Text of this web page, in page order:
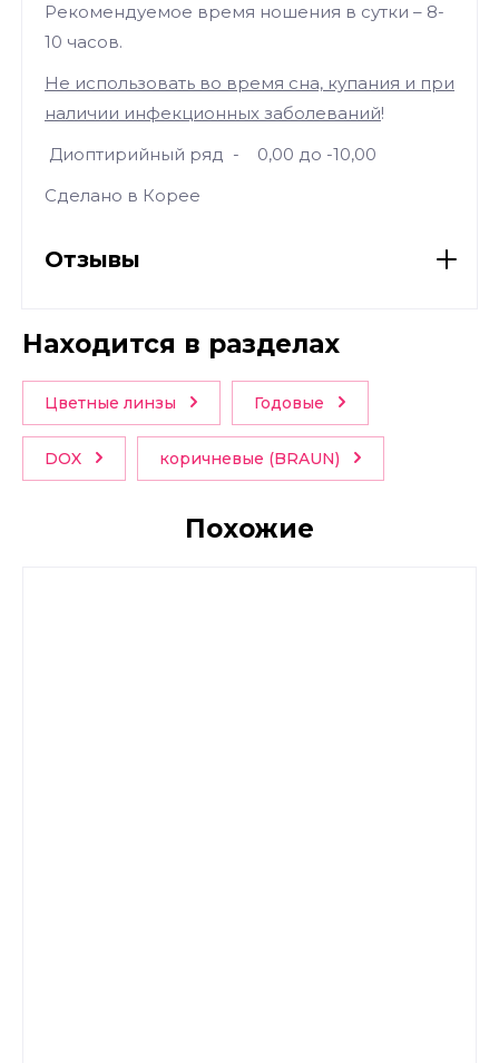
Рекомендуемое время ношения в сутки – 8-
10 часов.
Не использовать во время сна, купания и при
наличии инфекционных заболеваний!
Диоптирийный ряд - 0,00 до -10,00
Сделано в Корее
Отзывы
Находится в разделах
Цветные линзы Годовые
DOX коричневые (BRAUN)
Похожие